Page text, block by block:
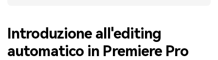
Introduzione all'editing
automatico in Premiere Pro